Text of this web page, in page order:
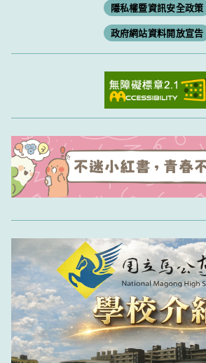
隱私權暨資訊安全政策
政府網站資料開放宣告